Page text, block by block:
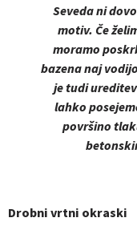
Seveda ni
motiv. Če
moramo
bazena naj
je tudi
lahko
površino
Drobni vrtni okraski